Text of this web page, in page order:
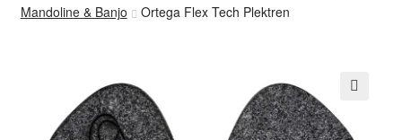
Tipps
vor Ort – in Leipzig
Mandoline & Banjo
Ortega Flex Tech Plektren